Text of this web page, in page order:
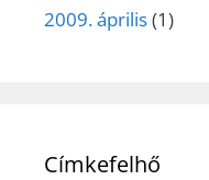
2009. április(1)
Címkefelhő